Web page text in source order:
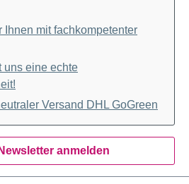
Ihnen mit fachkompetenter
uns eine echte
Versand DHL GoGreen
anmelden